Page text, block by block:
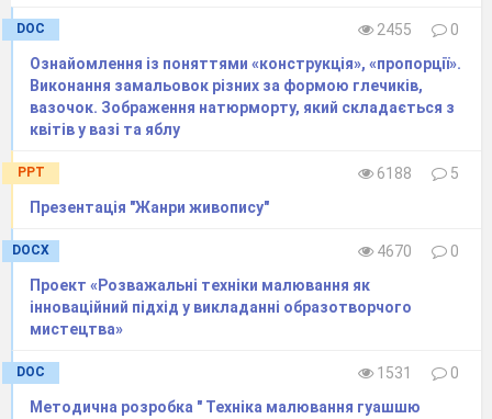
DOC 2455
0
Ознайомлення із поняттями «конструкція», «пропорції».
Виконання замальовок різних за формою глечиків,
вазочок. Зображення натюрморту, який складається з
квітів у вазі та яблу
PPT 6188
5
Презентація "Жанри живопису"
DOCX 4670
0
Проект «Розважальні техніки малювання як
інноваційний підхід у викладанні образотворчого
мистецтва»
DOC 1531
0
Методична розробка " Техніка малювання гуашшю